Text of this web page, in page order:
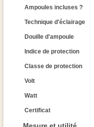
Ampoules incluses ?
Technique d'éclairage
Douille d'ampoule
Indice de protection
Classe de protection
Volt
Watt
Certificat